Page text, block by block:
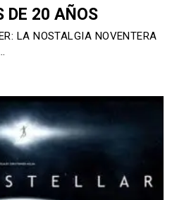
DE 20 AÑOS
LA NOSTALGIA NOVENTERA